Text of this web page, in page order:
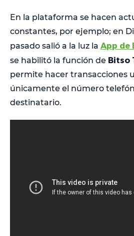
En la plataforma se hacen
constantes, por ejemplo; en
pasado salió a la luz la App de
se habilitó la función de Bitso
permite hacer transacciones
únicamente el número
destinatario.